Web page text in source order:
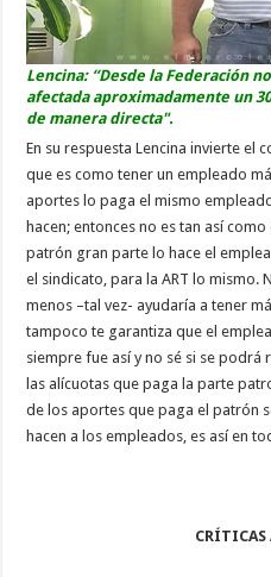
Lencina: “Desde la Federación
afectada aproximadamente un
de manera directa".
En su respuesta Lencina invierte el
que es como tener un empleado
aportes lo paga el mismo
hacen; entonces no es tan así
patrón gran parte lo hace el
el sindicato, para la ART lo mismo.
menos –tal vez- ayudaría a tener
tampoco te garantiza que el
siempre fue así y no sé si se
las alícuotas que paga la parte
de los aportes que paga el patrón
hacen a los empleados, es así en
CRÍTICAS